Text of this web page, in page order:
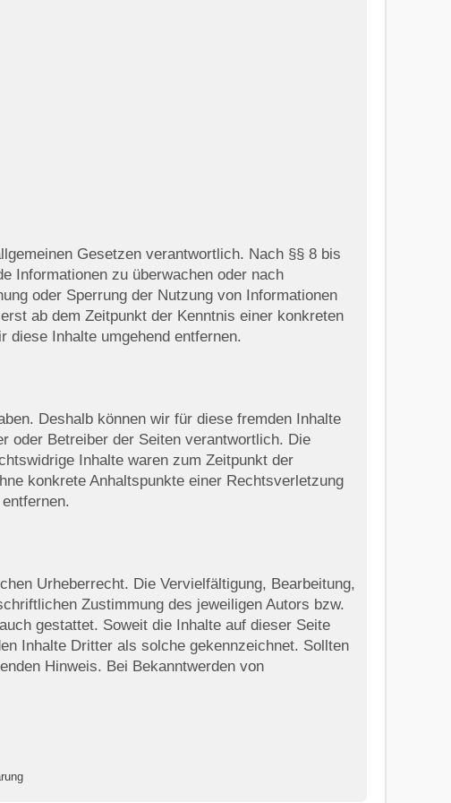
Gesetzen verantwortlich. Nach §§ 8 bis
Informationen zu überwachen oder nach
oder Sperrung der Nutzung von Informationen
ab dem Zeitpunkt der Kenntnis einer konkreten
diese Inhalte umgehend entfernen.
Deshalb können wir für diese fremden Inhalte
oder Betreiber der Seiten verantwortlich. Die
Inhalte waren zum Zeitpunkt der
konkrete Anhaltspunkte einer Rechtsverletzung
Urheberrecht. Die Vervielfältigung, Bearbeitung,
Zustimmung des jeweiligen Autors bzw.
gestattet. Soweit die Inhalte auf dieser Seite
Inhalte Dritter als solche gekennzeichnet. Sollten
Hinweis. Bei Bekanntwerden von